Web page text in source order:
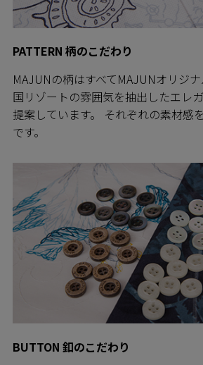
PATTERN 柄のこだわり
MAJUNの柄はすべてMAJUNオリジ
国リゾートの雰囲気を抽出したエレ
提案しています。 それぞれの素材感
です。
BUTTON 釦のこだわり